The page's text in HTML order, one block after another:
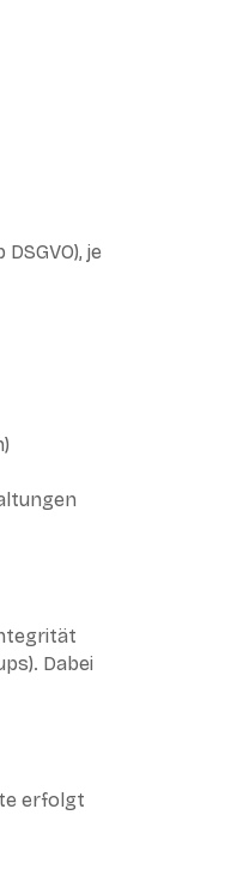
je
Dabei
erfolgt